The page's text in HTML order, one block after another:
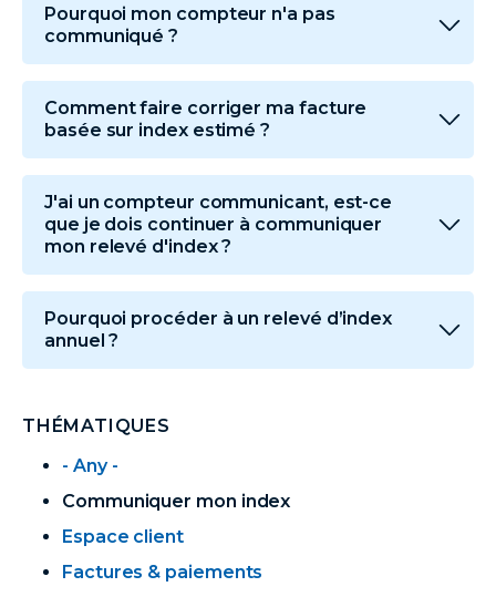
THÉMATIQUES
- Any -
Communiquer mon index
Espace client
Factures & paiements
Pourquoi mon compteur n'a pas
communiqué ?
Comment faire corriger ma facture
basée sur index estimé ?
J'ai un compteur communicant, est-ce
que je dois continuer à communiquer
mon relevé d'index ?
Pourquoi procéder à un relevé d’index
annuel ?